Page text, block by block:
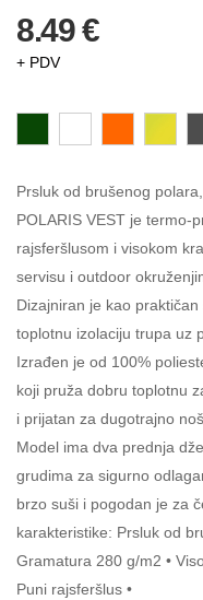
8.49 €
+ PDV
Prsluk od brušenog
POLARIS VEST je termo-
rajsferšlusom i visokom
servisu i outdoor
Dizajniran je kao
toplotnu izolaciju trupa uz
Izrađen je od 100%
koji pruža dobru toplotnu
i prijatan za dugotrajno
Model ima dva prednja
grudima za sigurno
brzo suši i pogodan je za
karakteristike: Prsluk od
Gramatura 280 g/m2 •
Puni rajsferšlus •